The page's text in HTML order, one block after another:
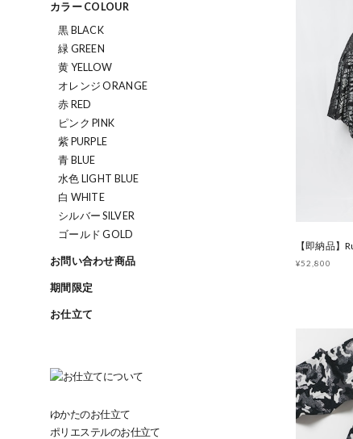
カラー COLOUR
黒 BLACK
緑 GREEN
黄 YELLOW
オレンジ ORANGE
赤 RED
ピンク PINK
紫 PURPLE
青 BLUE
水色 LIGHT BLUE
白 WHITE
シルバー SILVER
ゴールド GOLD
お問い合わせ商品
期間限定
お仕立て
ゆかたのお仕立て
ポリエステルのお仕立て
¥52,800